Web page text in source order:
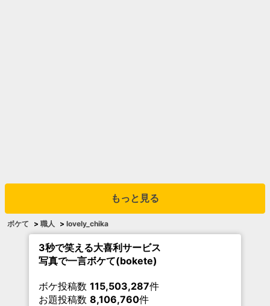
もっと見る
ボケて > 職人 > lovely_chika
3秒で笑える大喜利サービス
写真で一言ボケて(bokete)
ボケ投稿数 115,503,287件
お題投稿数 8,106,760件